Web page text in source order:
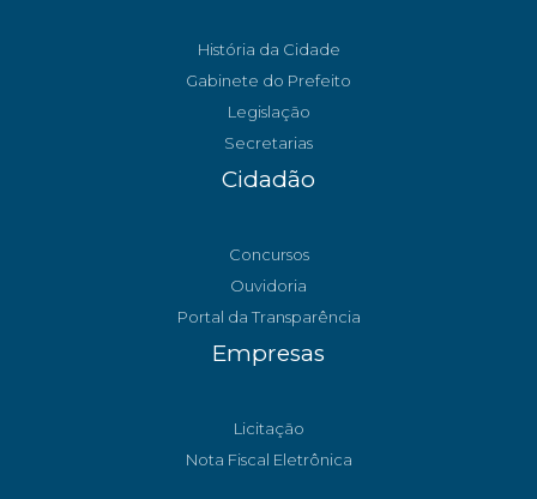
História da Cidade
Gabinete do Prefeito
Legislação
Secretarias
Cidadão
Concursos
Ouvidoria
Portal da Transparência
Empresas
Licitação
Nota Fiscal Eletrônica